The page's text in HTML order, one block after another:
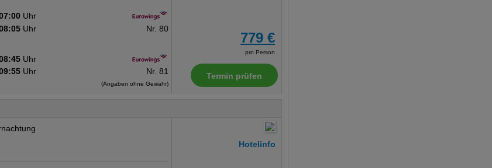
Uhr
Uhr
Nr. 80
Uhr
Uhr Nr. 81
(Angaben ohne Gewähr)
779 €
pro Person
Termin prüfen
Hotelinfo